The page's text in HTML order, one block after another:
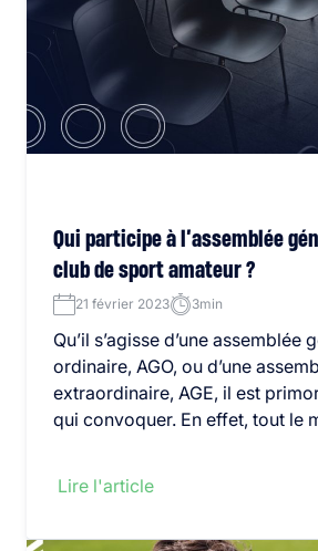
Qui participe à l’assemblée
club de sport amateur ?
21 février 2023 3min
Qu’il s’agisse d’une assemblée
ordinaire, AGO, ou d’une
extraordinaire, AGE, il est
qui convoquer. En effet, tout le
Lire l'article